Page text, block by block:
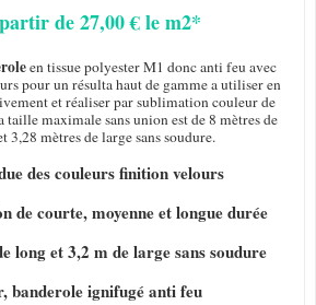
de 27,00 € le m2*
en tissue polyester M1 donc anti feu avec
pour un résulta haut de gamme a utiliser en
et réaliser par sublimation couleur de
taille maximale sans union est de 8 mètres de
3,28 mètres de large sans soudure.
des couleurs finition velours
de courte, moyenne et longue durée
long et 3,2 m de large sans soudure
banderole ignifugé anti feu